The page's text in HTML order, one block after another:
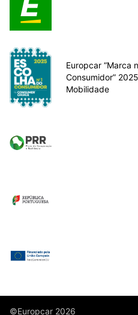
Europcar “Marca
Consumidor”
Mobilidade
©Europcar 2026